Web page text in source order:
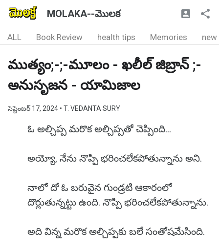
MOLAKA--మొలక
ALL Book Review health tips Memories new
ముత్యం;-;-మూలం - ఖలీల్ జిబ్రాన్ ;-
అనుసృజన - యామిజాల
సెప్టెంబర్ 17, 2024 • T. VEDANTA SURY
ఓ అల్చిప్ప మరొక అల్చిప్పతో చెప్పింది...
అయ్యో, నేను నొప్పి భరించలేకపోతున్నాను అని.
నాలో దో ఓ బరువైన గుండ్రటి ఆకారంలో
దొర్లుతున్నట్టు ఉంది. నొప్పి భరించలేకపోతున్నాను.
అది విన్న మరొక అల్చిప్పకు బలే సంతోషమేసింది.